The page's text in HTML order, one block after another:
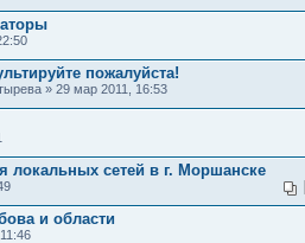
пожалуйста!
» 29 мар 2011, 16:53
локальных сетей в г. Моршанске
и области